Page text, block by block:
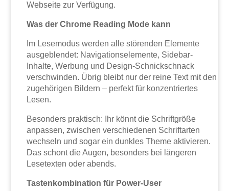
Webseite zur Verfügung.
Was der Chrome Reading Mode kann
Im Lesemodus werden alle störenden Elemente
ausgeblendet: Navigationselemente, Sidebar-
Inhalte, Werbung und Design-Schnickschnack
verschwinden. Übrig bleibt nur der reine Text mit den
zugehörigen Bildern – perfekt für konzentriertes
Lesen.
Besonders praktisch: Ihr könnt die Schriftgröße
anpassen, zwischen verschiedenen Schriftarten
wechseln und sogar ein dunkles Theme aktivieren.
Das schont die Augen, besonders bei längeren
Lesetexten oder abends.
Tastenkombination für Power-User